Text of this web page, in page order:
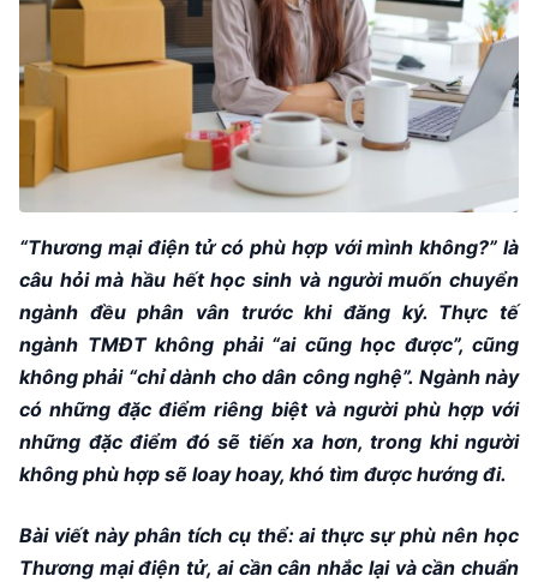
“Thương mại điện tử có phù hợp với mình không?” là
câu hỏi mà hầu hết học sinh và người muốn chuyển
ngành đều phân vân trước khi đăng ký. Thực tế
ngành TMĐT không phải “ai cũng học được”, cũng
không phải “chỉ dành cho dân công nghệ”. Ngành này
có những đặc điểm riêng biệt và người phù hợp với
những đặc điểm đó sẽ tiến xa hơn, trong khi người
không phù hợp sẽ loay hoay, khó tìm được hướng đi.
Bài viết này phân tích cụ thể: ai thực sự phù nên học
Thương mại điện tử, ai cần cân nhắc lại và cần chuẩn